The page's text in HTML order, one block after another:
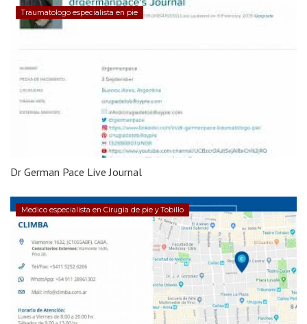
Traumatologo especialista en pie
Dr German Pace Live Journal
Medico especialista en Cirugia de pie y Tobillo